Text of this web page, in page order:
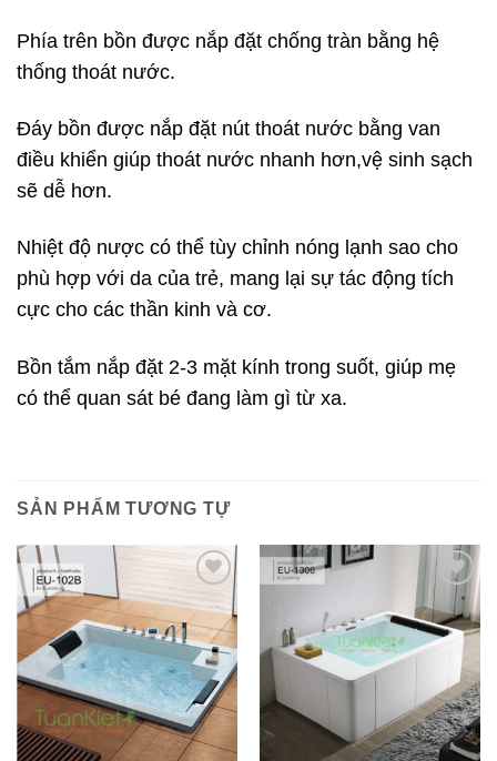
Phía trên bồn được nắp đặt chống tràn bằng hệ
thống thoát nước.
Đáy bồn được nắp đặt nút thoát nước bằng van
điều khiển giúp thoát nước nhanh hơn,vệ sinh sạch
sẽ dễ hơn.
Nhiệt độ nược có thể tùy chỉnh nóng lạnh sao cho
phù hợp với da của trẻ, mang lại sự tác động tích
cực cho các thần kinh và cơ.
Bồn tắm nắp đặt 2-3 mặt kính trong suốt, giúp mẹ
có thể quan sát bé đang làm gì từ xa.
SẢN PHẨM TƯƠNG TỰ
Add to
wishlist
Add to
wishlist